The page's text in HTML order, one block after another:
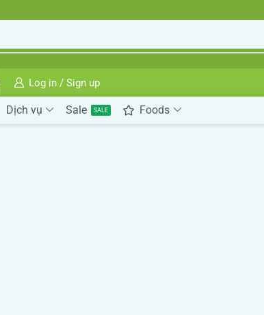
Log in / Sign up
Dịch vụ Sale SALE Foods